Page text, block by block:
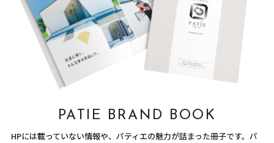
PATIE BRAND BOOK
HPには載っていない情報や、パティエの魅力が詰まった冊子です。パ